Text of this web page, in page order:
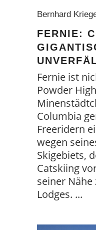
Bernhard
FERNIE:
Fernie ist
Powder
Columbia
Freeridern
wegen
Skigebiets,
Catskiing
seiner
Lodges.